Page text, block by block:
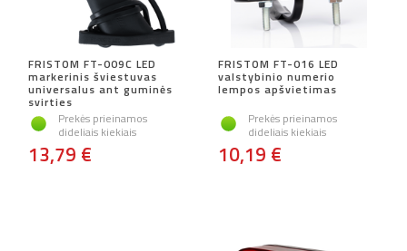
FRISTOM FT-009C LED
markerinis šviestuvas
universalus ant guminės
svirties
Prekės prieinamos
dideliais kiekiais
13,79 €
FRISTOM FT-016 LED
valstybinio numerio
lempos apšvietimas
Prekės prieinamos
dideliais kiekiais
10,19 €